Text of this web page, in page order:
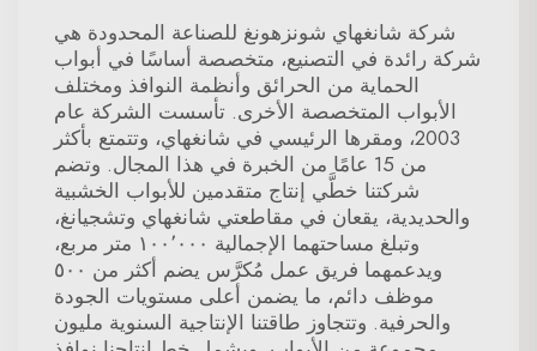
شركة شانغهاي شونزهونغ للصناعة المحدودة هي
شركة رائدة في التصنيع، متخصصة أساسًا في أبواب
الحماية من الحرائق وأنظمة النوافذ ومختلف
الأبواب المتخصصة الأخرى. تأسست الشركة عام
2003، ومقرها الرئيسي في شانغهاي، وتتمتع بأكثر
من 15 عامًا من الخبرة في هذا المجال. وتضم
شركتنا خطَّي إنتاج متقدمين للأبواب الخشبية
والحديدية، يقعان في مقاطعتي شانغهاي وتشجيانغ،
وتبلغ مساحتهما الإجمالية ١٠٠٬٠٠٠ متر مربع،
ويدعمهما فريق عمل مُكرَّس يضم أكثر من ٥٠٠
موظف دائم، ما يضمن أعلى مستويات الجودة
والحرفية. وتتجاوز طاقتنا الإنتاجية السنوية مليون